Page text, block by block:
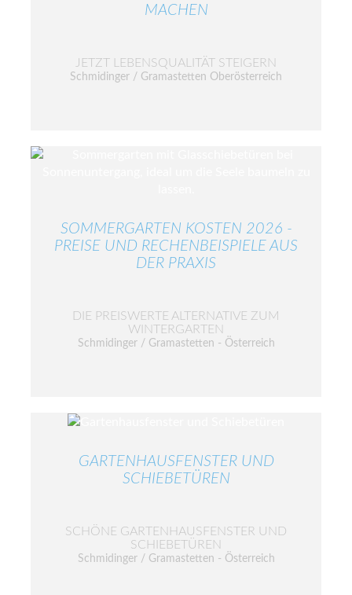
MACHEN
JETZT LEBENSQUALITÄT STEIGERN
Schmidinger / Gramastetten Oberösterreich
SOMMERGARTEN KOSTEN 2026 -
PREISE UND RECHENBEISPIELE AUS
DER PRAXIS
DIE PREISWERTE ALTERNATIVE ZUM
WINTERGARTEN
Schmidinger / Gramastetten - Österreich
GARTENHAUSFENSTER UND
SCHIEBETÜREN
SCHÖNE GARTENHAUSFENSTER UND
SCHIEBETÜREN
Schmidinger / Gramastetten - Österreich